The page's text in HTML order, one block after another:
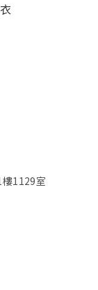
1129室